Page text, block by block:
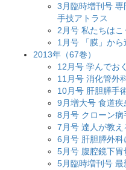
3月臨時増刊号
手技アトラス
2月号 私たちはこ
1月号 「膜」か
2013年（67巻）
12月号 学んでお
11月号 消化管外
10月号 肝胆膵手
9月増大号 食道疾
8月号 クローン病
7月号 達人が教
6月号 肝胆膵外
5月号 腹腔鏡下
5月臨時増刊号